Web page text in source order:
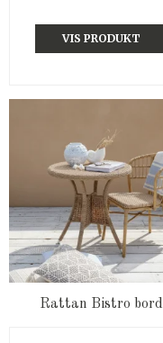
VIS PRODUKT
Rattan Bistro bord